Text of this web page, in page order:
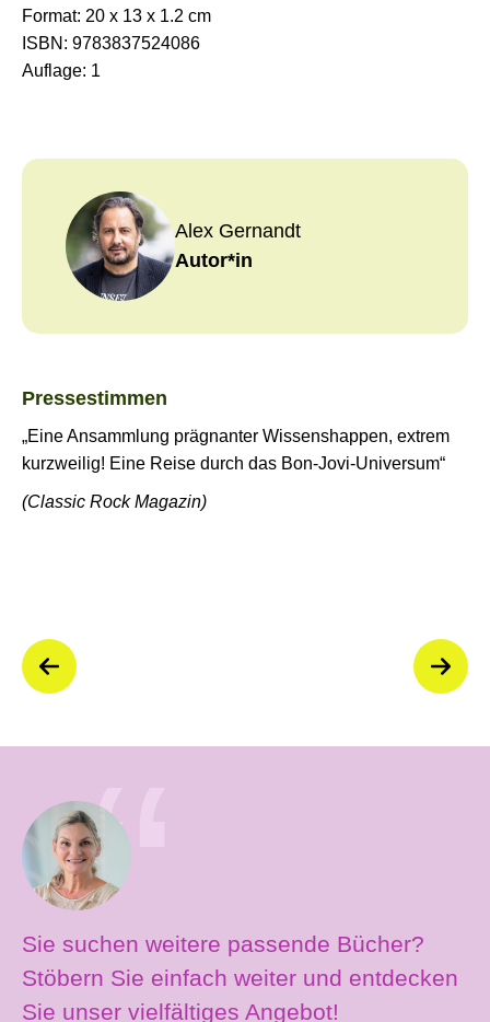
Format: 20 x 13 x 1.2 cm
ISBN: 9783837524086
Auflage: 1
Alex Gernandt
Autor*in
Pressestimmen
„Eine Ansammlung prägnanter Wissenshappen, extrem
kurzweilig! Eine Reise durch das Bon-Jovi-Universum“
(Classic Rock Magazin)
Sie suchen weitere passende Bücher?
Stöbern Sie einfach weiter und entdecken
Sie unser vielfältiges Angebot!